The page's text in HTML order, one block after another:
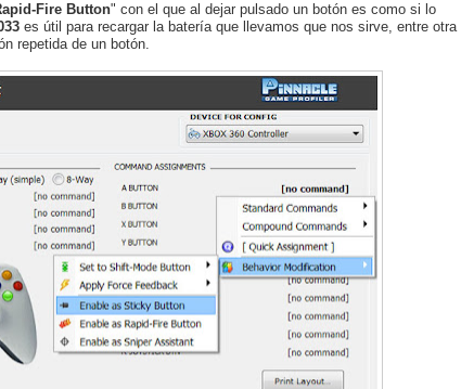
Fire Button" con el que al dejar pulsado un botón es como si lo
es útil para recargar la batería que llevamos que nos sirve, entre otra
repetida de un botón.